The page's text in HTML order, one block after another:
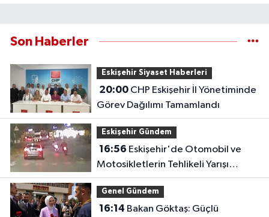
Son Haberler
Eskişehir Siyaset Haberleri
20:00CHP Eskişehir İl Yönetiminde
Görev Dağılımı Tamamlandı
Eskişehir Gündem
16:56
Motosikletlerin Tehlikeli Yarışı
Kamerada
Genel Gündem
16:14